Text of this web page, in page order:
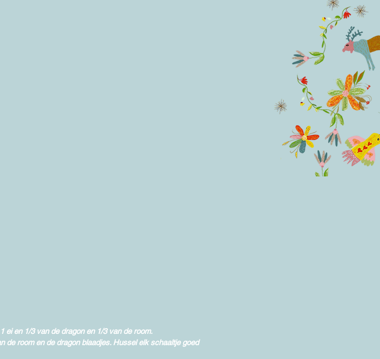
ei en 1/3 van de dragon en 1/3 van de room.
de room en de dragon blaadjes. Hussel elk schaaltje goed